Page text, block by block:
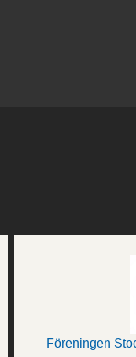
Föreningen